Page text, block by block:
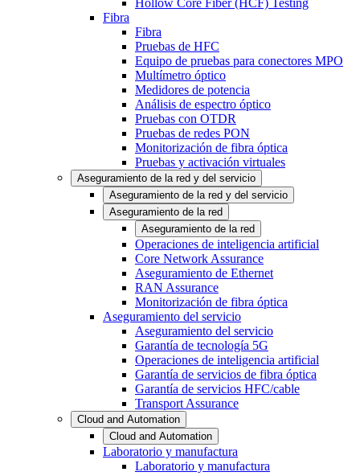
Hollow Core Fiber (HCF) Testing
Fibra
Fibra
Pruebas de HFC
Equipo de pruebas para conectores MPO
Multímetro óptico
Medidores de potencia
Análisis de espectro óptico
Pruebas con OTDR
Pruebas de redes PON
Monitorización de fibra óptica
Pruebas y activación virtuales
Aseguramiento de la red y del servicio
Aseguramiento de la red y del servicio
Aseguramiento de la red
Aseguramiento de la red
Operaciones de inteligencia artificial
Core Network Assurance
Aseguramiento de Ethernet
RAN Assurance
Monitorización de fibra óptica
Aseguramiento del servicio
Aseguramiento del servicio
Garantía de tecnología 5G
Operaciones de inteligencia artificial
Garantía de servicios de fibra óptica
Garantía de servicios HFC/cable
Transport Assurance
Cloud and Automation
Cloud and Automation
Laboratorio y manufactura
Laboratorio y manufactura